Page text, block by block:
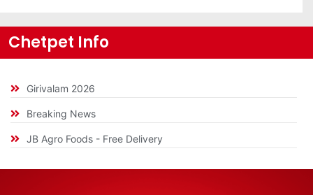
Chetpet Info
Girivalam 2026
Breaking News
JB Agro Foods - Free Delivery